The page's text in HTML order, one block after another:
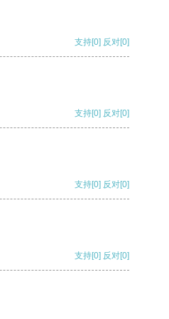
支持[0] 反对[0]
支持[0] 反对[0]
支持[0] 反对[0]
支持[0] 反对[0]